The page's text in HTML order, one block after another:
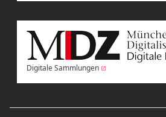
Digitale Sammlungen